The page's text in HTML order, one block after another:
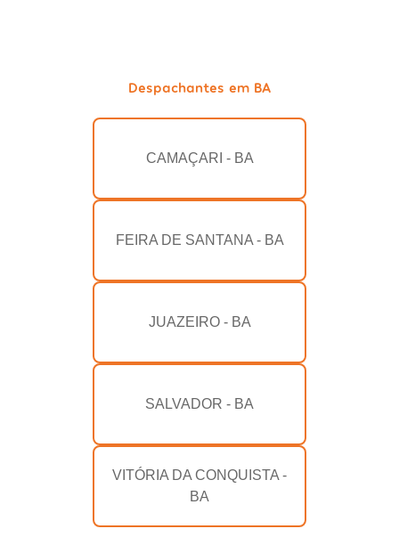
Despachantes em BA
CAMAÇARI - BA
FEIRA DE SANTANA - BA
JUAZEIRO - BA
SALVADOR - BA
VITÓRIA DA CONQUISTA -
BA